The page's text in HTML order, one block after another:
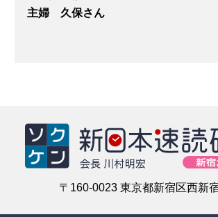
主婦 久保さん
〒160-0023 東京都新宿区西新